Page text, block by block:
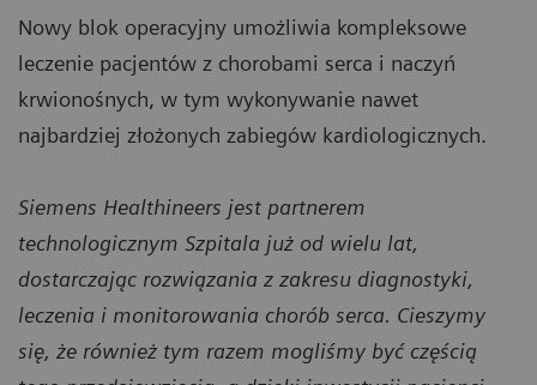
Nowy blok operacyjny umożliwia kompleksowe
leczenie pacjentów z chorobami serca i naczyń
krwionośnych, w tym wykonywanie nawet
najbardziej złożonych zabiegów kardiologicznych.
Siemens Healthineers jest partnerem
technologicznym Szpitala już od wielu lat,
dostarczając rozwiązania z zakresu diagnostyki,
leczenia i monitorowania chorób serca. Cieszymy
się, że również tym razem mogliśmy być częścią